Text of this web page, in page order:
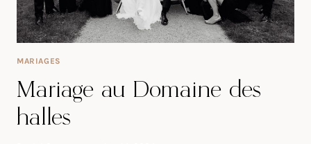
MARIAGES
Mariage au Domaine des
halles